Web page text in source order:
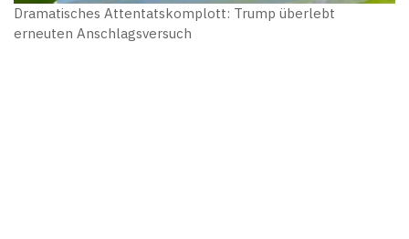
Dramatisches Attentatskomplott: Trump überlebt
erneuten Anschlagsversuch